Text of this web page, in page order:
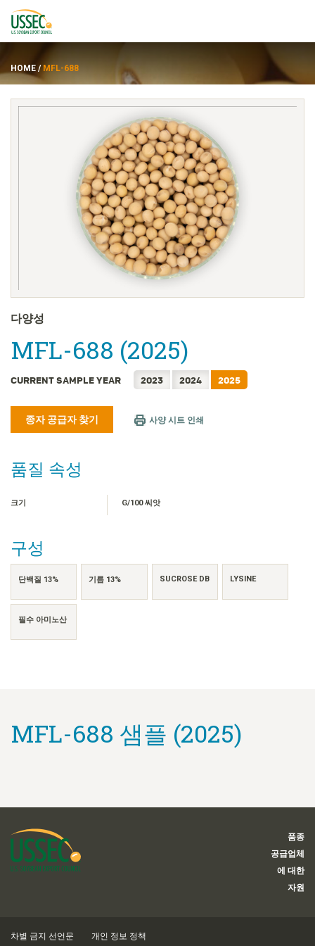
ENGLISH
FRANÇAIS
日本語
简体中文
繁體中文
TIẾNG VIỆT
HOME / MFL-688
다양성
MFL-688 (2025)
CURRENT SAMPLE YEAR 2023 2024 2025
종자 공급자 찾기 사양 시트 인쇄
품질 속성
크기 G/100 씨앗
구성
단백질 13% 기름 13% SUCROSE DB LYSINE
필수 아미노산
MFL-688 샘플 (2025)
품종
공급업체
에 대한
자원
차별 금지 선언문 개인 정보 정책